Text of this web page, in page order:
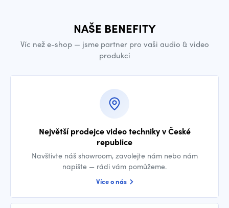
NAŠE BENEFITY
Víc než e-shop — jsme partner pro vaši audio & video
produkci
Největší prodejce video techniky v České
republice
Navštivte náš showroom, zavolejte nám nebo nám
napište — rádi vám pomůžeme.
Více o nás